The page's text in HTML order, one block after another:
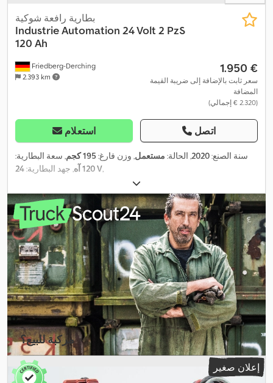
Friedberg-Derching
2.393 km
بطارية رافعة شوكية
Industrie Automation 24 Volt 2 PzS
120 Ah
‏1.950 €
سعر ثابت بالإضافة إلى ضريبة القيمة
المضافة
(‏2.320 € إجمالي)
استعلام اتصل
سنة الصنع:2020, الحالة: مستعمل, وزن فارغ: 195 كجم
, سعة البطارية:
120 آه
, جهد البطارية: 24 V,
مركبة للبيع؟
إعلان صغير